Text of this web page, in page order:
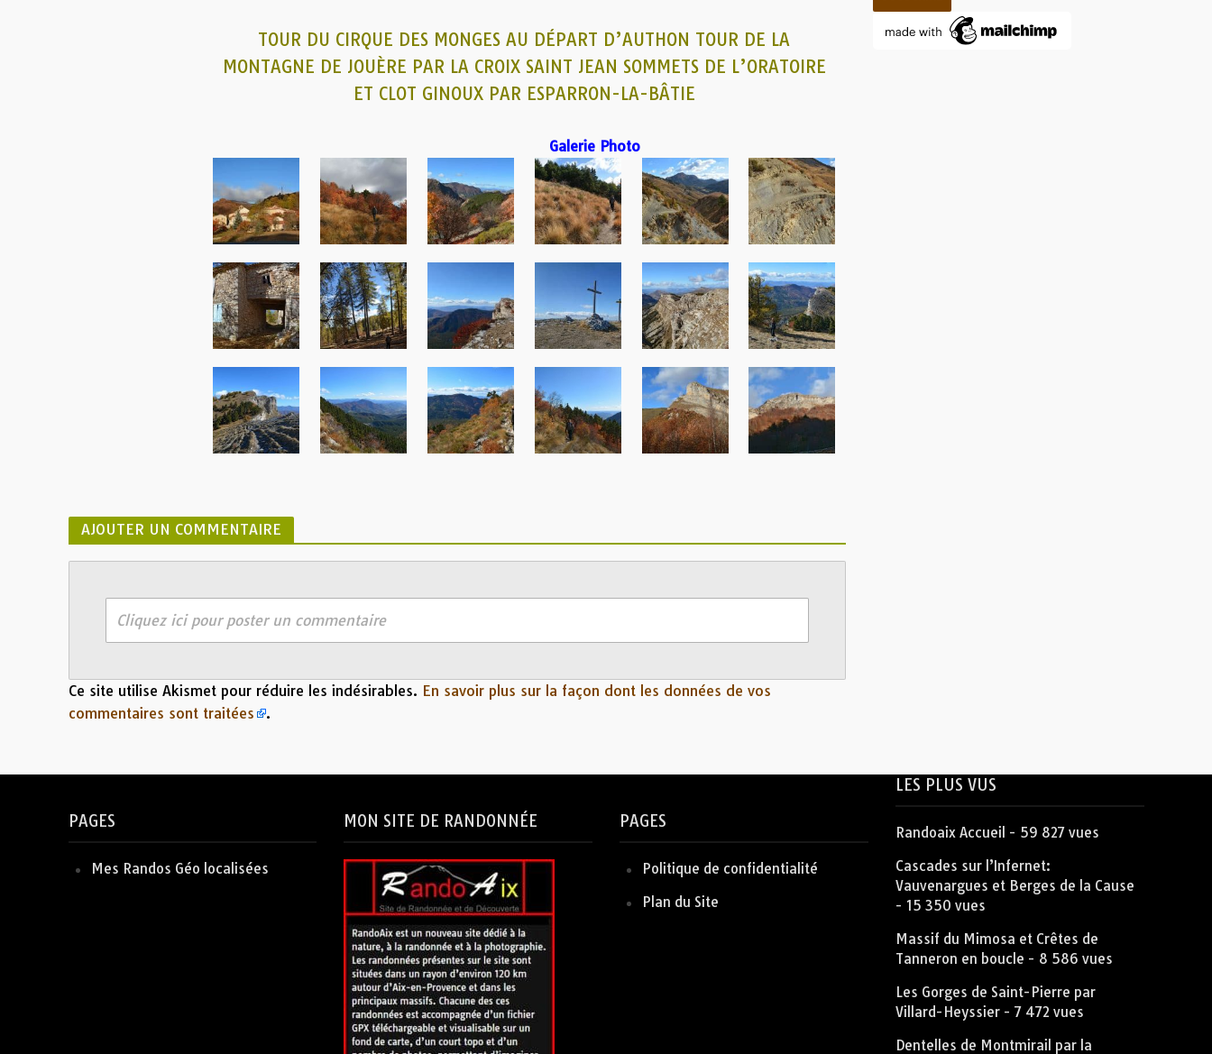
TOUR DU CIRQUE DES MONGES AU DÉPART D’AUTHON TOUR DE LA
MONTAGNE DE JOUÈRE PAR LA CROIX SAINT JEAN SOMMETS DE L’ORATOIRE
ET CLOT GINOUX PAR ESPARRON-LA-BÂTIE
Galerie Photo
AJOUTER UN COMMENTAIRE
Cliquez ici pour poster un commentaire
Ce site utilise Akismet pour réduire les indésirables. En savoir plus sur la façon dont les données de vos
commentaires sont traitées
.
PAGES
Mes Randos Géo localisées
MON SITE DE RANDONNÉE PAGES
Politique de confidentialité
Plan du Site
LES PLUS VUS
Randoaix Accueil - 59 827 vues
Cascades sur l’Infernet:
Vauvenargues et Berges de la Cause
- 15 350 vues
Massif du Mimosa et Crêtes de
Tanneron en boucle - 8 586 vues
Les Gorges de Saint-Pierre par
Villard-Heyssier- 7 472 vues
Dentelles de Montmirail par la